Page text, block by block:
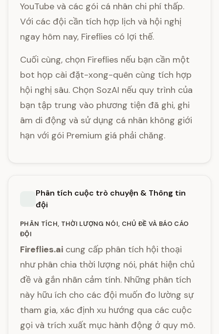
YouTube và các gói cá nhân chi phí thấp.
Với các đội cần tích hợp lịch và hội nghị
ngay hôm nay, Fireflies có lợi thế.
Cuối cùng, chọn Fireflies nếu bạn cần một
bot họp cài đặt-xong-quên cùng tích hợp
hội nghị sâu. Chọn SozAI nếu quy trình của
bạn tập trung vào phương tiện đã ghi, ghi
âm di động và sử dụng cá nhân không giới
hạn với gói Premium giá phải chăng.
Phân tích cuộc trò chuyện & Thông tin
đội
PHÂN TÍCH, THỜI LƯỢNG NÓI, CHỦ ĐỀ VÀ BÁO CÁO
ĐỘI
Fireflies.ai cung cấp phân tích hội thoại
như phân chia thời lượng nói, phát hiện chủ
đề và gắn nhãn cảm tính. Những phân tích
này hữu ích cho các đội muốn đo lường sự
tham gia, xác định xu hướng qua các cuộc
gọi và trích xuất mục hành động ở quy mô.